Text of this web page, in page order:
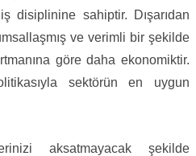
disiplinine sahiptir. Dışarıdan
ve verimli bir şekilde
göre daha ekonomiktir.
sektörün en uygun
aksatmayacak şekilde